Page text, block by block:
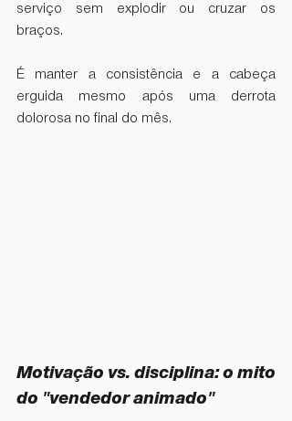
serviço sem explodir ou cruzar os
braços.
É manter a consistência e a cabeça
erguida mesmo após uma derrota
dolorosa no final do mês.
Motivação vs. disciplina: o mito
do "vendedor animado"